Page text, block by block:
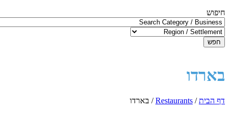
חיפוש
חפש
בארדו
דף הבית/
Restaurants
/ בארדו